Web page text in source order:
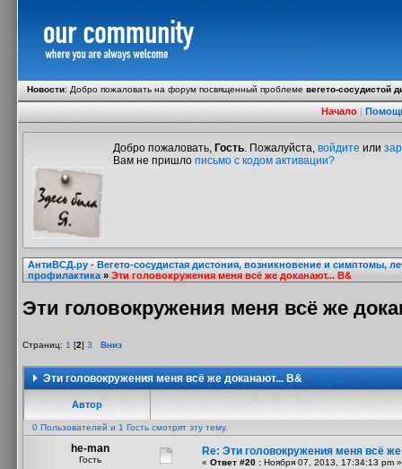
Новости:Добро пожаловать на форум посвященный проблемевегето-сосудистой
Начало|
Добро пожаловать, Гость. Пожалуйста, войдите или
Вам не пришло письмо с кодом активации?
АнтиВСД.ру - Вегето-сосудистая дистония, возникновение и симптомы,
профилактика»Эти головокружения меня всё же доканают... В&
Эти головокружения меня всё же
Страниц: 1 [2] 3 Вниз
Эти головокружения меня всё же доканают... В&
Автор
0 Пользователей и 1 Гость смотрят эту тему.
he-man
Гость
Re: Эти головокружения меня всё
« Ответ #20 : Ноября 07, 2013, 17:34:13 pm »